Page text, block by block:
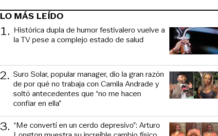
LO MÁS LEÍDO
1. Histórica dupla de humor festivalero vuelve a
la TV pese a complejo estado de salud
2. Suro Solar, popular manager, dio la gran razón
de por qué no trabaja con Camila Andrade y
soltó antecedentes que “no me hacen
confiar en ella”
3. “Me convertí en un cerdo depresivo”: Arturo